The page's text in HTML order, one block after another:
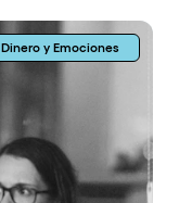
Dinero y Emociones